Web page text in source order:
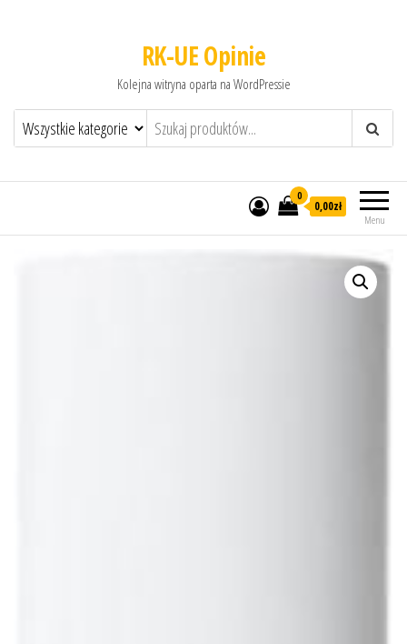
RK-UE Opinie
Kolejna witryna oparta na WordPressie
Menu
0
0,00zł